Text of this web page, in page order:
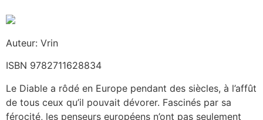
Auteur: Vrin
ISBN 9782711628834
Le Diable a rôdé en Europe pendant des siècles, à l’affût
de tous ceux qu’il pouvait dévorer. Fascinés par sa
férocité, les penseurs européens n’ont pas seulement